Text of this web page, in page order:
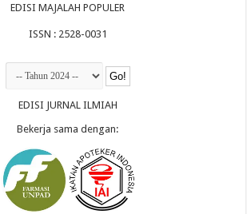
EDISI MAJALAH POPULER
ISSN : 2528-0031
EDISI JURNAL ILMIAH
Bekerja sama dengan: